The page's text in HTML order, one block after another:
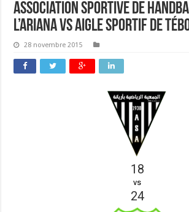
Association Sportive de
l’Ariana vs Aigle sportif de
28 novembre 2015
18
vs
24